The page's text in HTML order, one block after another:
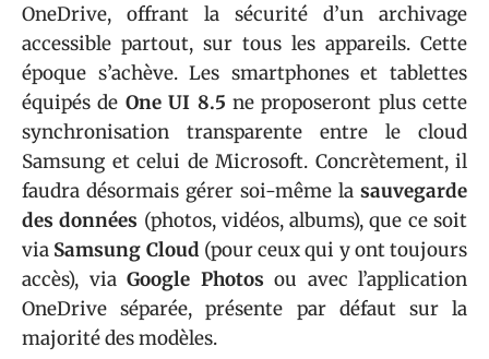
OneDrive, offrant la sécurité d’un archivage
accessible partout, sur tous les appareils. Cette
époque s’achève. Les smartphones et tablettes
équipés de One UI 8.5 ne proposeront plus cette
synchronisation transparente entre le cloud
Samsung et celui de Microsoft. Concrètement, il
faudra désormais gérer soi-même la sauvegarde
des données (photos, vidéos, albums), que ce soit
via Samsung Cloud (pour ceux qui y ont toujours
accès), via Google Photos ou avec l’application
OneDrive séparée, présente par défaut sur la
majorité des modèles.